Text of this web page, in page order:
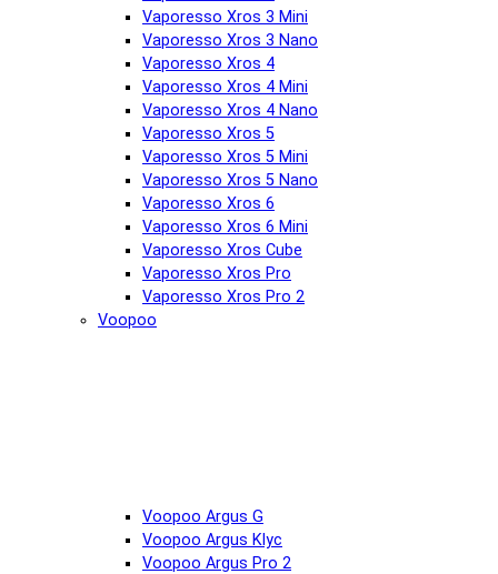
Vaporesso Xros 3 Mini
Vaporesso Xros 3 Nano
Vaporesso Xros 4
Vaporesso Xros 4 Mini
Vaporesso Xros 4 Nano
Vaporesso Xros 5
Vaporesso Xros 5 Mini
Vaporesso Xros 5 Nano
Vaporesso Xros 6
Vaporesso Xros 6 Mini
Vaporesso Xros Cube
Vaporesso Xros Pro
Vaporesso Xros Pro 2
Voopoo
Voopoo Argus G
Voopoo Argus Klyc
Voopoo Argus Pro 2